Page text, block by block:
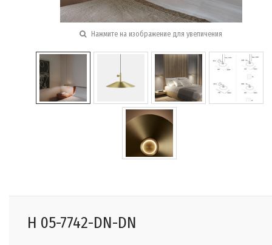
Нажмите на изображение для увеличения
H 05-7742-DN-DN